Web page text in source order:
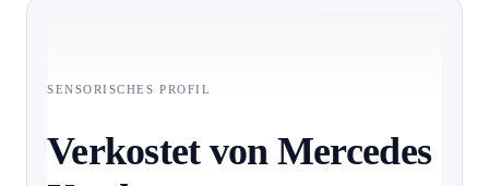
SENSORISCHES PROFIL
Verkostet von Mercedes